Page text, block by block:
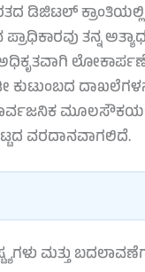
ಡಿಜಿಟಲ್
ತನ್ನ
ಕುಟುಂಬದ
ವರದಾನವಾಗಲಿದೆ.
ಮತ್ತು